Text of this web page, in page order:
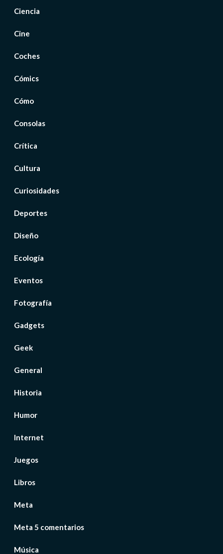
Ciencia
Cine
Coches
Cómics
Cómo
Consolas
Crítica
Cultura
Curiosidades
Deportes
Diseño
Ecología
Eventos
Fotografía
Gadgets
Geek
General
Historia
Humor
Internet
Juegos
Libros
Meta
Meta 5 comentarios
Música